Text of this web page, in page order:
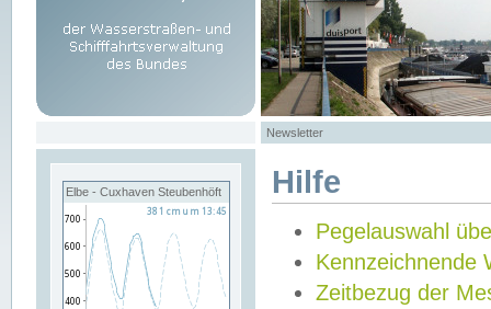
Newsletter
Elbe - Cuxhaven Steubenhöft Hilfe
Pegelauswahl
Kennzeichnende
Zeitbezug der